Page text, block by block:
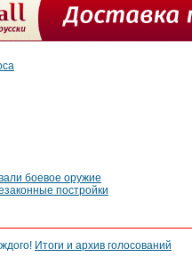
боевое оружие
постройки
Итоги и архив голосований